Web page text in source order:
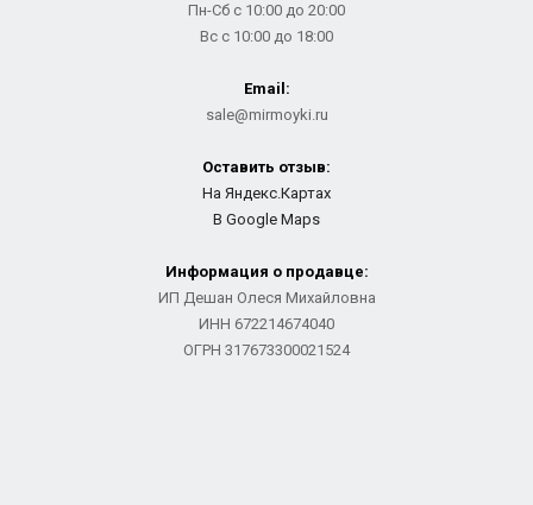
Пн-Сб с 10:00 до 20:00
Вс с 10:00 до 18:00
Email:
sale@mirmoyki.ru
Оставить отзыв:
На Яндекс.Картах
В Google Maps
Информация о продавце:
ИП Дешан Олеся Михайловна
ИНН 672214674040
ОГРН 317673300021524